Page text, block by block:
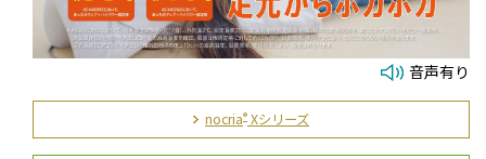
音声有り
nocria® Xシリーズ